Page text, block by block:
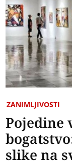
ZANIMLJIVOSTI
Pojedine
slike na